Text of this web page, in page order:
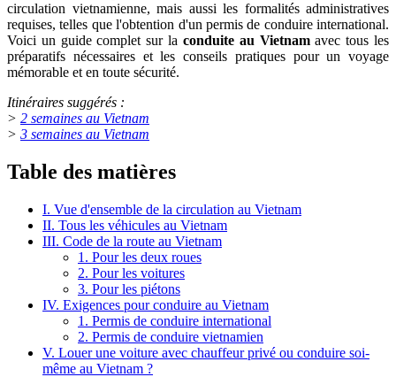
circulation vietnamienne, mais aussi les formalités administratives
requises, telles que l'obtention d'un permis de conduire international.
Voici un guide complet sur la conduite au Vietnamavec tous les
préparatifs nécessaires et les conseils pratiques pour un voyage
mémorable et en toute sécurité.
Itinéraires suggérés :
> 2 semaines au Vietnam
> 3 semaines au Vietnam
Table des matières
I. Vue d'ensemble de la circulation au Vietnam
II. Tous les véhicules au Vietnam
III. Code de la route au Vietnam
1. Pour les deux roues
2. Pour les voitures
3. Pour les piétons
IV. Exigences pour conduire au Vietnam
1. Permis de conduire international
2. Permis de conduire vietnamien
V. Louer une voiture avec chauffeur privé ou conduire soi-
même au Vietnam ?